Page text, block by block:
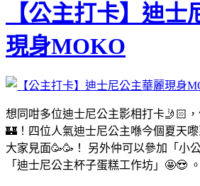
【公主打卡】迪士
現身MOKO
想同咁多位迪士尼公主影相打卡🤳🏻
🏰！四位人氣迪士尼公主喺今個夏天
大家見面🥳🥳！ 另外仲可以參加「小
「迪士尼公主杯子蛋糕工作坊」🤩😍 。